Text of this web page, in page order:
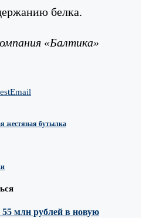
белка.
«Балтика»
Email
жестяная бутылка
55 млн рублей в новую